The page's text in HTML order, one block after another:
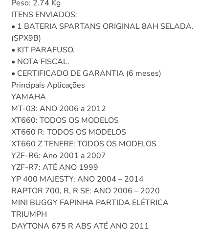
Peso: 2.74 Kg
ITENS ENVIADOS:
• 1 BATERIA SPARTANS ORIGINAL 8AH SELADA.
(SPX9B)
• KIT PARAFUSO.
• NOTA FISCAL.
• CERTIFICADO DE GARANTIA (6 meses)
Principais Aplicações
YAMAHA
MT-03: ANO 2006 a 2012
XT660: TODOS OS MODELOS
XT660 R: TODOS OS MODELOS
XT660 Z TENERE: TODOS OS MODELOS
YZF-R6: Ano 2001 a 2007
YZF-R7: ATÉ ANO 1999
YP 400 MAJESTY: ANO 2004 – 2014
RAPTOR 700, R, R SE: ANO 2006 – 2020
MINI BUGGY FAPINHA PARTIDA ELÉTRICA
TRIUMPH
DAYTONA 675 R ABS ATÉ ANO 2011